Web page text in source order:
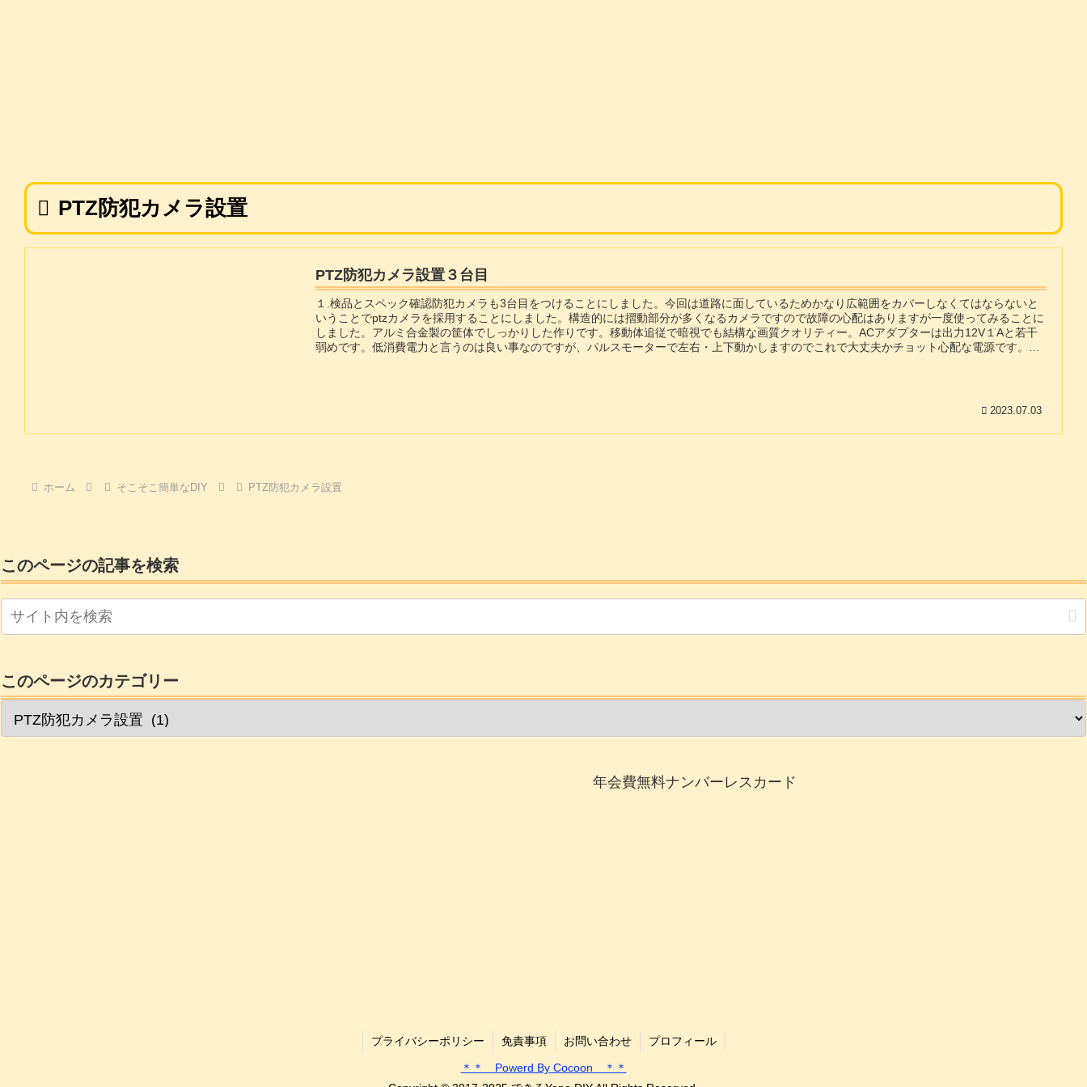
PTZ防犯カメラ設置
PTZ防犯カメラ設置３台目
１.検品とスペック確認防犯カメラも3台目をつけることにしました。今回は道路に面しているためかなり広範囲をカバーしなくてはならないと
いうことでptzカメラを採用することにしました。構造的には摺動部分が多くなるカメラですので故障の心配はありますが一度使ってみることに
しました。アルミ合金製の筐体でしっかりした作りです。移動体追従で暗視でも結構な画質クオリティー。ACアダプターは出力12V１Aと若干
弱めです。低消費電力と言うのは良い事なのですが、パルスモーターで左右・上下動かしますのでこれで大丈夫かチョット心配な電源です。
2023.07.03
ホーム そこそこ簡単なDIY PTZ防犯カメラ設置
このページの記事を検索
このページのカテゴリー
年会費無料ナンバーレスカード
プライバシーポリシー 免責事項 お問い合わせ プロフィール
＊＊ Powerd By Cocoon ＊＊